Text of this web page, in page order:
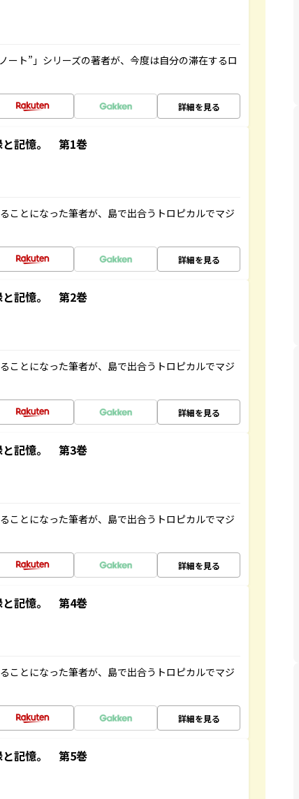
ート”」シリーズの著者が、今度は自分の滞在するロ
詳細を見る
と記憶。 第1巻
ことになった筆者が、島で出合うトロピカルでマジ
詳細を見る
と記憶。 第2巻
ことになった筆者が、島で出合うトロピカルでマジ
詳細を見る
と記憶。 第3巻
ことになった筆者が、島で出合うトロピカルでマジ
詳細を見る
と記憶。 第4巻
ことになった筆者が、島で出合うトロピカルでマジ
詳細を見る
と記憶。 第5巻